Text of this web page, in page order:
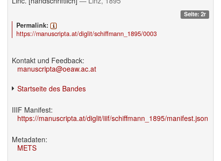
Seite: 2r
Permalink:
https://manuscripta.at/diglit/schiffmann_1895/0003
Kontakt und Feedback:
manuscripta@oeaw.ac.at
Startseite des Bandes
IIIF Manifest:
https://manuscripta.at/diglit/iiif/schiffmann_1895/manifest.json
Metadaten:
METS